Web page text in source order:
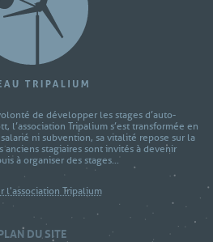
de développer les stages d’auto-
l’association Tripalium s’est transformée en
ni subvention, sa vitalité repose sur la
anciens stagiaires sont invités à devenir
à organiser des stages...
l'association Tripalium
DU SITE